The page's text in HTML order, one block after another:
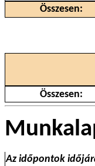
Összesen:
Összesen:
Az időpontok